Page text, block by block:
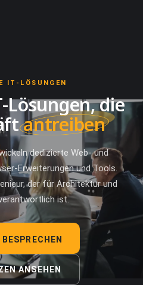
IT-LÖSUNGEN
die
antreiben
dedizierte Web- und
Erweiterungen und Tools.
der für Architektur und
ist.
ANSEHEN